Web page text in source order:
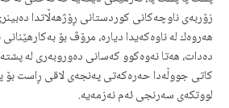
زۆربەی ناوچەكانی كوردستانی ڕۆژهەڵاتدا
هەروەك لە ناوەكەیدا دیارە، مرۆڤ بۆ
دەدات، هەتا نەوەكوو كەسانی دەوروبەری لە
كاتی جووڵەدا حەرەكەتی پەنجەی لاقی ڕاست بۆ
لووتكەی سەرنجی ئەم نەزمەیە.